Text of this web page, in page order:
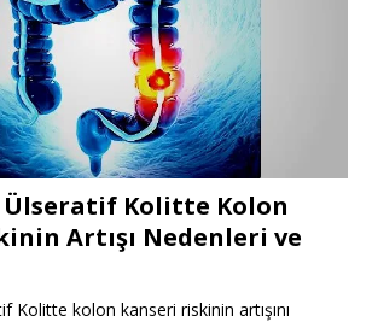
Ülseratif Kolitte Kolon
Artışı Nedenleri ve
Kolitte kolon kanseri riskinin artışını